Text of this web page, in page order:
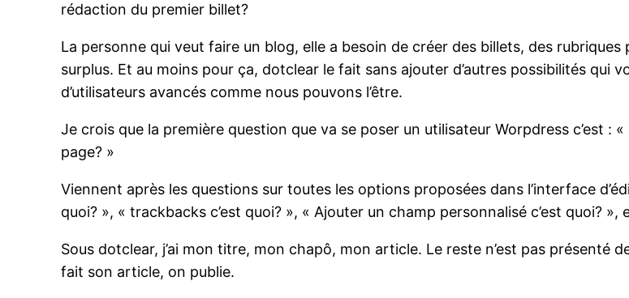
rédaction du premier billet?
La personne qui veut faire un blog, elle a besoin de créer des billets, des
surplus. Et au moins pour ça, dotclear le fait sans ajouter d’autres possibilités qui
d’utilisateurs avancés comme nous pouvons l’être.
Je crois que la première question que va se poser un utilisateur Worpdress c’est :
page? »
Viennent après les questions sur toutes les options proposées dans l’interface
quoi? », « trackbacks c’est quoi? », « Ajouter un champ personnalisé c’est quoi? »,
Sous dotclear, j’ai mon titre, mon chapô, mon article. Le reste n’est pas présenté
fait son article, on publie.